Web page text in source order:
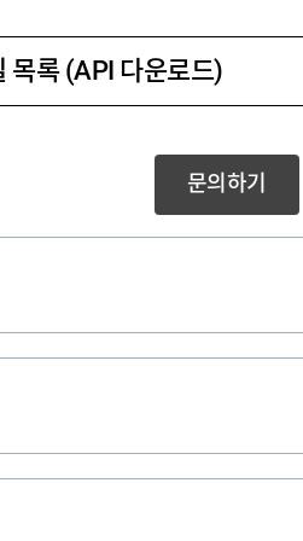
목록 (API 다운로드)
문의하기